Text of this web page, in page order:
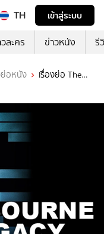
TH
เข้าสู่ระบบ
ละคร ข่าวหนัง รี
ย่อหนัง
เรื่องย่อ The